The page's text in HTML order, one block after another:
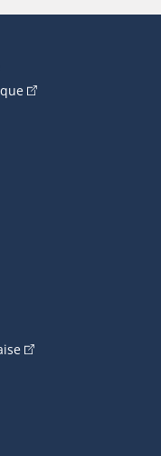
(Cet hyperlien
(Cet hyperlien
externe s'ouvrira
externe
s'ouvrira dans une